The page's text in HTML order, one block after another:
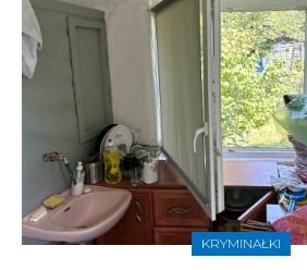
KRYMINAŁKI